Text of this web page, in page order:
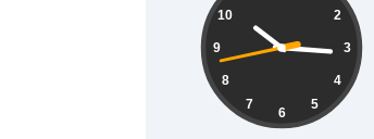
2
3
4
5
6
7
8
9
10